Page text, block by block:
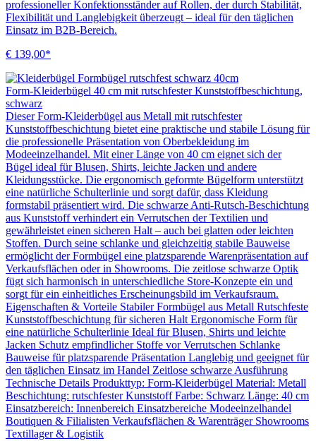
professioneller Konfektionsständer auf Rollen, der durch Stabilität,
Flexibilität und Langlebigkeit überzeugt – ideal für den täglichen
Einsatz im B2B-Bereich.
€ 139,00*
Form-Kleiderbügel 40 cm mit rutschfester Kunststoffbeschichtung,
schwarz
Dieser Form-Kleiderbügel aus Metall mit rutschfester
Kunststoffbeschichtung bietet eine praktische und stabile Lösung für
die professionelle Präsentation von Oberbekleidung im
Modeeinzelhandel. Mit einer Länge von 40 cm eignet sich der
Bügel ideal für Blusen, Shirts, leichte Jacken und andere
Kleidungsstücke. Die ergonomisch geformte Bügelform unterstützt
eine natürliche Schulterlinie und sorgt dafür, dass Kleidung
formstabil präsentiert wird. Die schwarze Anti-Rutsch-Beschichtung
aus Kunststoff verhindert ein Verrutschen der Textilien und
gewährleistet einen sicheren Halt – auch bei glatten oder leichten
Stoffen. Durch seine schlanke und gleichzeitig stabile Bauweise
ermöglicht der Formbügel eine platzsparende Warenpräsentation auf
Verkaufsflächen oder in Showrooms. Die zeitlose schwarze Optik
fügt sich harmonisch in unterschiedliche Store-Konzepte ein und
sorgt für ein einheitliches Erscheinungsbild im Verkaufsraum.
Eigenschaften & Vorteile Stabiler Formbügel aus Metall Rutschfeste
Kunststoffbeschichtung für sicheren Halt Ergonomische Form für
eine natürliche Schulterlinie Ideal für Blusen, Shirts und leichte
Jacken Schutz empfindlicher Stoffe vor Verrutschen Schlanke
Bauweise für platzsparende Präsentation Langlebig und geeignet für
den täglichen Einsatz im Handel Zeitlose schwarze Ausführung
Technische Details Produkttyp: Form-Kleiderbügel Material: Metall
Beschichtung: rutschfester Kunststoff Farbe: Schwarz Länge: 40 cm
Einsatzbereich: Innenbereich Einsatzbereiche Modeeinzelhandel
Boutiquen & Filialisten Verkaufsflächen & Warenträger Showrooms
Textillager & Logistik